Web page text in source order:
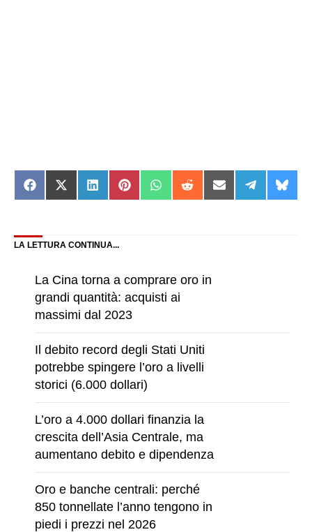
Share
on
Share
on
Share
on
Share
on
Share
on
Share
on
Share
on
Share
on
on
LA LETTURA CONTINUA...
La Cina torna a comprare oro in
grandi quantità: acquisti ai
massimi dal 2023
Il debito record degli Stati Uniti
potrebbe spingere l’oro a livelli
storici (6.000 dollari)
L’oro a 4.000 dollari finanzia la
crescita dell’Asia Centrale, ma
aumentano debito e dipendenza
Oro e banche centrali: perché
850 tonnellate l’anno tengono in
piedi i prezzi nel 2026